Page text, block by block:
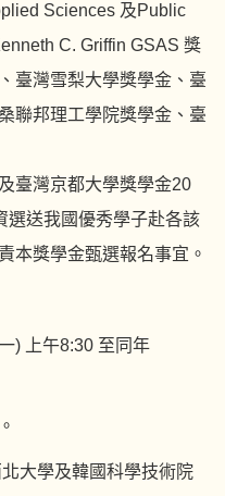
Sciences 及Public
C. Griffin GSAS 獎
臺灣雪梨大學獎學金、臺
聯邦理工學院獎學金、臺
臺灣京都大學獎學金20
選送我國優秀學子赴各該
本獎學金甄選報名事宜。
) 上午8:30 至同年
大學及韓國科學技術院